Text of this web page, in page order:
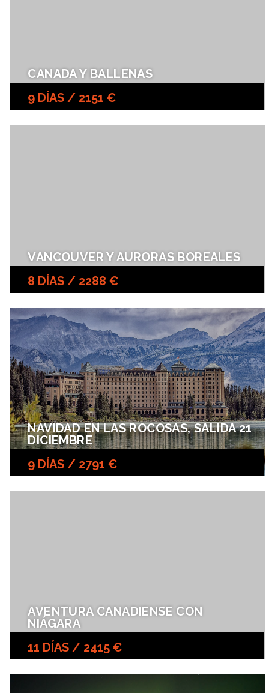
CANADA Y BALLENAS
9 DÍAS / 2151 €
VANCOUVER Y AURORAS BOREALES
8 DÍAS / 2288 €
NAVIDAD EN LAS ROCOSAS, SALIDA 21
DICIEMBRE
9 DÍAS / 2791 €
AVENTURA CANADIENSE CON
NIÁGARA
11 DÍAS / 2415 €